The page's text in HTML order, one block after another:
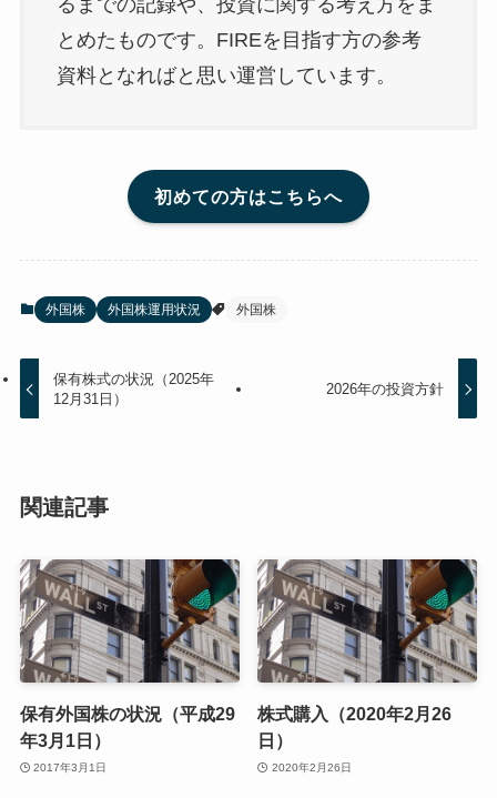
るまでの記録や、投資に関する考え方をま
とめたものです。FIREを目指す方の参考
資料となればと思い運営しています。
初めての方はこちらへ
外国株 外国株運用状況 外国株
保有株式の状況（2025年
12月31日）
2026年の投資方針
関連記事
保有外国株の状況（平成29
年3月1日）
2017年3月1日
株式購入（2020年2月26
日）
2020年2月26日